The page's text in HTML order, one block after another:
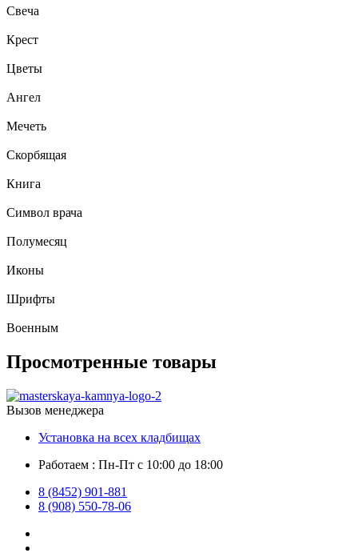
Свеча
Крест
Цветы
Ангел
Мечеть
Скорбящая
Книга
Символ врача
Полумесяц
Иконы
Шрифты
Военным
Просмотренные товары
Вызов менеджера
Установка на всех кладбищах
Работаем : Пн-Пт с 10:00 до 18:00
8 (8452) 901-881
8 (908) 550-78-06